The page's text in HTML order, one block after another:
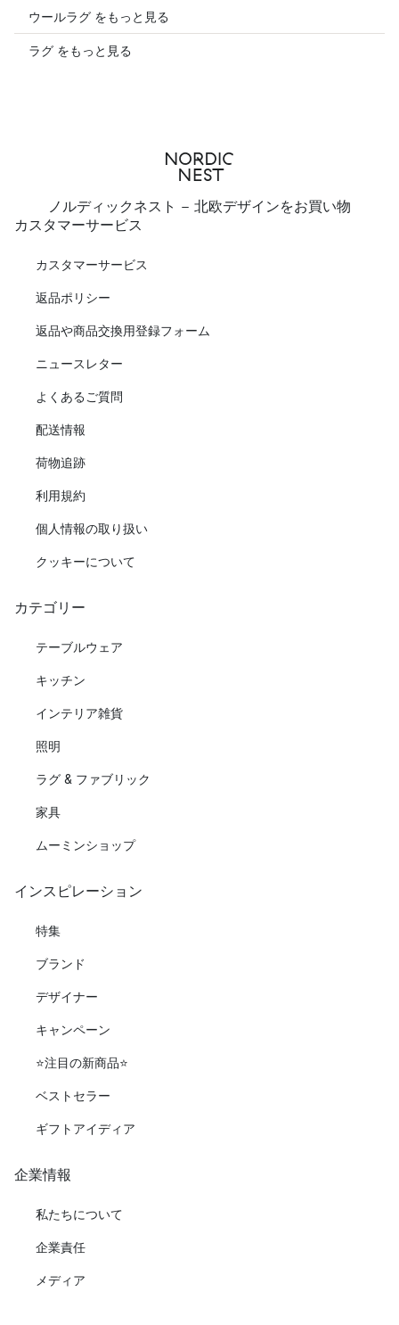
ウールラグ をもっと見る
ラグ をもっと見る
ノルディックネスト - 北欧デザインをお買い物
カスタマーサービス
カスタマーサービス
返品ポリシー
返品や商品交換用登録フォーム
ニュースレター
よくあるご質問
配送情報
荷物追跡
利用規約
個人情報の取り扱い
クッキーについて
カテゴリー
テーブルウェア
キッチン
インテリア雑貨
照明
ラグ & ファブリック
家具
ムーミンショップ
インスピレーション
特集
ブランド
デザイナー
キャンペーン
⭐️注目の新商品⭐️
ベストセラー
ギフトアイディア
企業情報
私たちについて
企業責任
メディア